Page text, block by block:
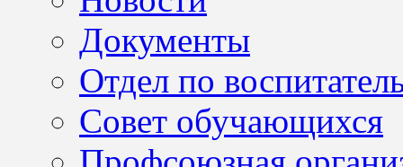
Документы
Отдел по
Совет обучающихся